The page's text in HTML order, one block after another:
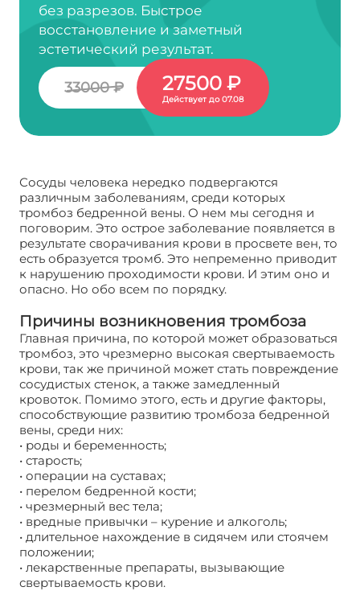
без разрезов. Быстрое
восстановление и заметный
эстетический результат.
33000 ₽ 27500 ₽
Действует до 07.08
Сосуды человека нередко подвергаются
различным заболеваниям, среди которых
тромбоз бедренной вены. О нем мы сегодня и
поговорим. Это острое заболевание появляется в
результате сворачивания крови в просвете вен, то
есть образуется тромб. Это непременно приводит
к нарушению проходимости крови. И этим оно и
опасно. Но обо всем по порядку.
Причины возникновения тромбоза
Главная причина, по которой может образоваться
тромбоз, это чрезмерно высокая свертываемость
крови, так же причиной может стать повреждение
сосудистых стенок, а также замедленный
кровоток. Помимо этого, есть и другие факторы,
способствующие развитию тромбоза бедренной
вены, среди них:
• роды и беременность;
• старость;
• операции на суставах;
• перелом бедренной кости;
• чрезмерный вес тела;
• вредные привычки – курение и алкоголь;
• длительное нахождение в сидячем или стоячем
положении;
• лекарственные препараты, вызывающие
свертываемость крови.